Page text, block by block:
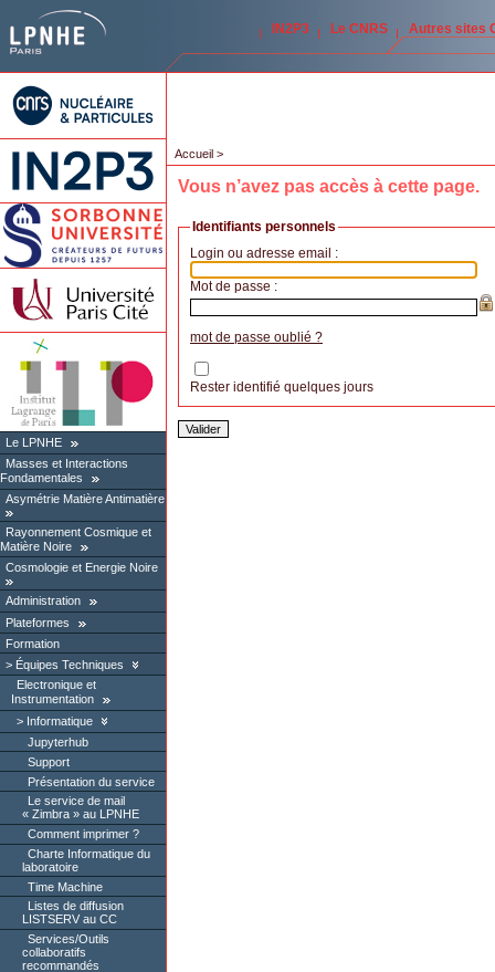
IN2P3 Le CNRS Autres sites
Le LPNHE
Masses et Interactions
Fondamentales
Asymétrie Matière Antimatière
Rayonnement Cosmique et
Matière Noire
Cosmologie et Energie Noire
Administration
Plateformes
Formation
Équipes Techniques
Electronique et
Instrumentation
Informatique
Jupyterhub
Support
Présentation du service
Le service de mail
« Zimbra » au LPNHE
Comment imprimer ?
Charte Informatique du
laboratoire
Time Machine
Listes de diffusion
LISTSERV au CC
Services/Outils
collaboratifs
recommandés
Accueil >
Vous n’avez pas accès à cette page.
Identifiants personnels
Login ou adresse email :
Mot de passe :
mot de passe oublié ?
Rester identifié quelques jours